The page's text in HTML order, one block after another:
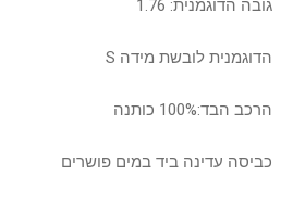
גובה הדוגמנית: 1.76
הדוגמנית לובשת מידה S
הרכב הבד:100% כותנה
כביסה עדינה ביד במים פושרים